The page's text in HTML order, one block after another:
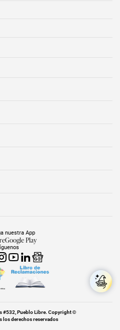
nuestra App
Google Play
#532, Pueblo Libre. Copyright ©
los derechos reservados